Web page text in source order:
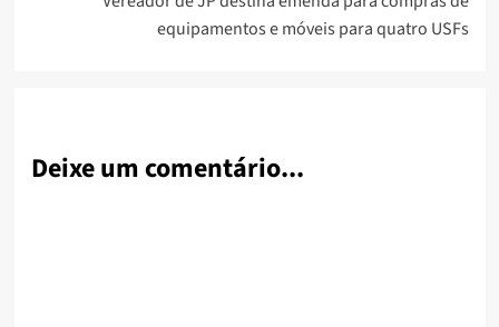
equipamentos e móveis para quatro USFs
Deixe um comentário...